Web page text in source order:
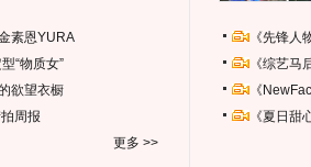
素恩YURA
“物质女”
欲望衣橱
周报
更多 >>
《先锋
《综艺
《
《夏日